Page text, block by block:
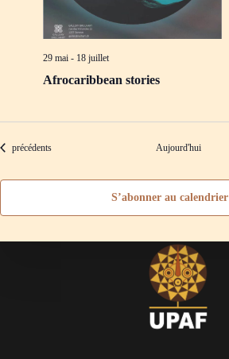
29 mai - 18 juillet
Afrocaribbean stories
Évènements
précédents Aujourd'hui
S’abonner au calendrier